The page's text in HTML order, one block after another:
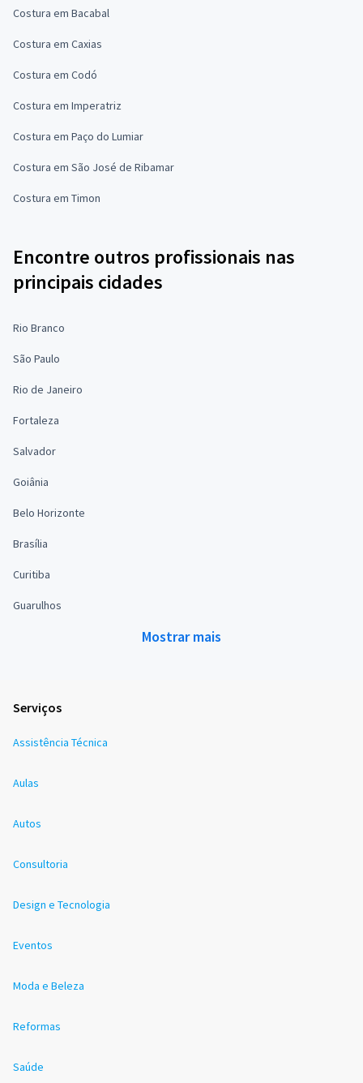
Costura em Bacabal
Costura em Caxias
Costura em Codó
Costura em Imperatriz
Costura em Paço do Lumiar
Costura em São José de Ribamar
Costura em Timon
Encontre outros profissionais nas
principais cidades
Rio Branco
São Paulo
Rio de Janeiro
Fortaleza
Salvador
Goiânia
Belo Horizonte
Brasília
Curitiba
Guarulhos
Mostrar mais
Serviços
Assistência Técnica
Aulas
Autos
Consultoria
Design e Tecnologia
Eventos
Moda e Beleza
Reformas
Saúde